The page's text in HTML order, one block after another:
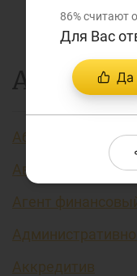
А
Аббревиатура
Авторизация
Агент
Аккредитив
86%считают
Для Вас
Да